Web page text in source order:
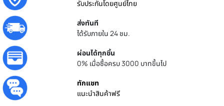
รับประกันโดยศูนย์ไทย
ส่งทันที
ได้รับภายใน 24 ชม.
ผ่อนได้ทุกชิ้น
0% เมื่อซื้อครบ 3000 บาทขึ้นไป
ทักแชท
แนะนำสินค้าฟรี